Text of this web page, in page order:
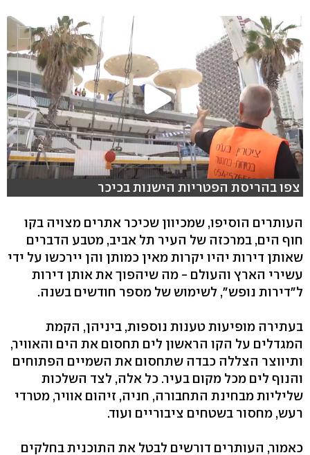
צפו בהריסת הפטריות הישנות בכיכר
העותרים הוסיפו, שמכיוון שכיכר אתרים מצויה בקו
חוף הים, במרכזה של העיר תל אביב, מטבע הדברים
שאותן דירות יהיו יקרות מאין כמותן והן יירכשו על ידי
עשירי הארץ והעולם - מה שיהפוך את אותן דירות
ל"דירות נופש", לשימוש של מספר חודשים בשנה.
בעתירה מופיעות טענות נוספות, ביניהן, הקמת
המגדלים על הקו הראשון לים תחסום את הים והאוויר,
ותיווצר הצללה כבדה שתחסום את השמיים הפתוחים
והנוף לים מכל מקום בעיר. כל אלה, לצד השלכות
שליליות מבחינת התחבורה, חניה, זיהום אוויר, מטרדי
רעש, מחסור בשטחים ציבוריים ועוד.
כאמור, העותרים דורשים לבטל את התוכנית בחלקים